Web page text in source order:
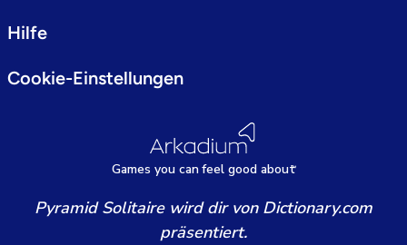
Games you canfeel good about
Hilfe
Cookie-Einstellungen
Pyramid Solitaire wird dir von Dictionary.com
präsentiert.